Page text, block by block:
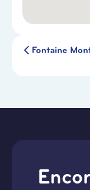
Fontaine